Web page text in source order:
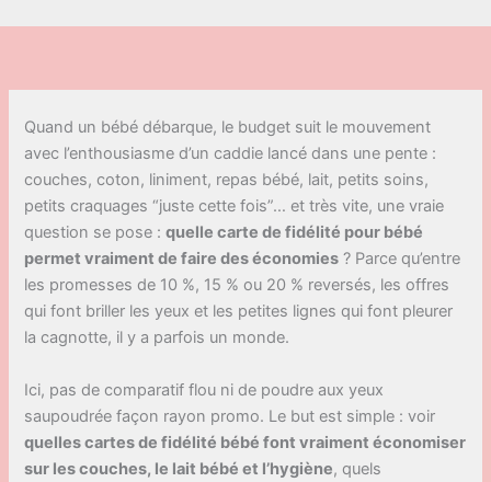
Quand un bébé débarque, le budget suit le mouvement
avec l’enthousiasme d’un caddie lancé dans une pente :
couches, coton, liniment, repas bébé, lait, petits soins,
petits craquages “juste cette fois”… et très vite, une vraie
question se pose :quelle carte de fidélité pour bébé
permet vraiment de faire des économies ? Parce qu’entre
les promesses de 10 %, 15 % ou 20 % reversés, les offres
qui font briller les yeux et les petites lignes qui font pleurer
la cagnotte, il y a parfois un monde.
Ici, pas de comparatif flou ni de poudre aux yeux
saupoudrée façon rayon promo. Le but est simple : voir
quelles cartes de fidélité bébé font vraiment économiser
sur les couches, le lait bébé et l’hygiène, quels